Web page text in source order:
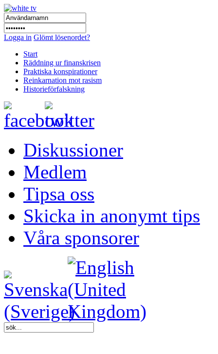
Logga in Glömt lösenordet?
Start
Räddning ur finanskrisen
Praktiska konspirationer
Reinkarnation mot rasism
Historieförfalskning
Diskussioner
Medlem
Tipsa oss
Skicka in anonymt tips
Våra sponsorer